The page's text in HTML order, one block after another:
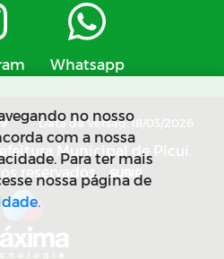
Whatsapp
Data da Versão: 18/03/2026
Municipal de Picuí.
reservados.
SUBIR
no nosso
com a nossa
Para ter mais
nossa página de